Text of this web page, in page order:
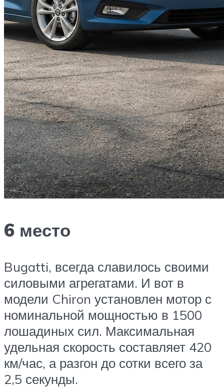
6 место
Bugatti, всегда славилось своими
силовыми агрегатами. И вот в
модели Chiron установлен мотор с
номинальной мощностью в 1500
лошадиных сил. Максимальная
удельная скорость составляет 420
км/час, а разгон до сотки всего за
2,5 секунды.